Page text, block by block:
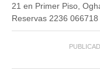
Reservas 2236 066718